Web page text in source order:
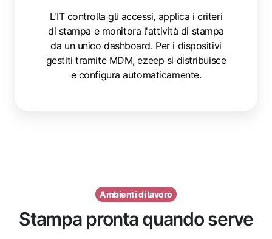
L'IT controlla gli accessi, applica i criteri
di stampa e monitora l'attività di stampa
da un unico dashboard. Per i dispositivi
gestiti tramite MDM, ezeep si distribuisce
e configura automaticamente.
Ambienti di lavoro
Stampa pronta quando serve